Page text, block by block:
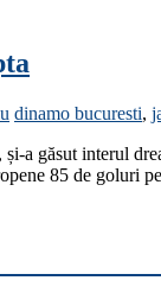
dinamo bucuresti,
a găsut interul
85 de goluri